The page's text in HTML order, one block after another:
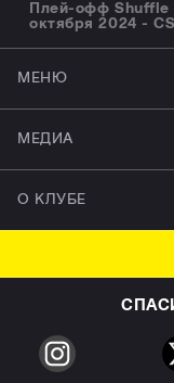
Плей-офф Shuffle
октября 2024 -
МЕНЮ
МЕДИА
О КЛУБЕ